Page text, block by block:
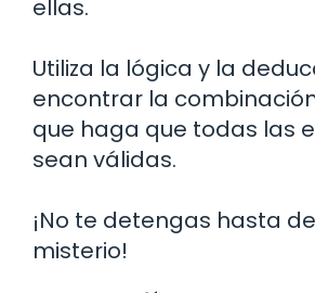
ellas.
Utiliza la lógica y la
encontrar la
que haga que todas las
sean válidas.
¡No te detengas hasta
misterio!